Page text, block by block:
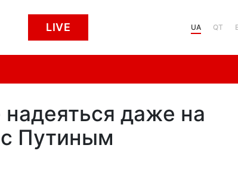
LIVE UA QT
даже на
Путиным